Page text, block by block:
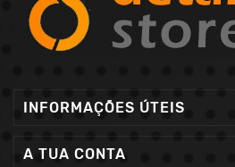
INFORMAÇÕES ÚTEIS
A TUA CONTA